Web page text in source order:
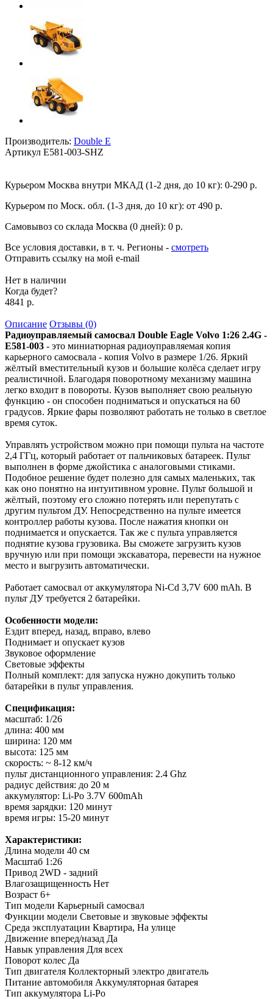
Производитель: Double E
Артикул E581-003-SHZ
Курьером Москва внутри МКАД (1-2 дня, до 10 кг): 0-290 р.
Курьером по Моск. обл. (1-3 дня, до 10 кг): от 490 р.
Самовывоз со склада Москва (0 дней): 0 р.
Все условия доставки, в т. ч. Регионы - смотреть
Отправить ссылку на мой e-mail
Нет в наличии
Когда будет?
4841 р.
Описание Отзывы (0)
Радиоуправляемый самосвал Double Eagle Volvo 1:26 2.4G -
E581-003 - это миниатюрная радиоуправляемая копия
карьерного самосвала - копия Volvo в размере 1/26. Яркий
жёлтый вместительный кузов и большие колёса сделает игру
реалистичной. Благодаря поворотному механизму машина
легко входит в повороты. Кузов выполняет свою реальную
функцию - он способен подниматься и опускаться на 60
градусов. Яркие фары позволяют работать не только в светлое
время суток.
Управлять устройством можно при помощи пульта на частоте
2,4 ГГц, который работает от пальчиковых батареек. Пульт
выполнен в форме джойстика с аналоговыми стиками.
Подобное решение будет полезно для самых маленьких, так
как оно понятно на интуитивном уровне. Пульт большой и
жёлтый, поэтому его сложно потерять или перепутать с
другим пультом ДУ. Непосредственно на пульте имеется
контроллер работы кузова. После нажатия кнопки он
поднимается и опускается. Так же с пульта управляется
поднятие кузова грузовика. Вы сможете загрузить кузов
вручную или при помощи экскаватора, перевести на нужное
место и выгрузить автоматически.
Работает самосвал от аккумулятора Ni-Cd 3,7V 600 mAh. В
пульт ДУ требуется 2 батарейки.
Особенности модели:
Ездит вперед, назад, вправо, влево
Поднимает и опускает кузов
Звуковое оформление
Световые эффекты
Полный комплект: для запуска нужно докупить только
батарейки в пульт управления.
Спецификация:
масштаб: 1/26
длина: 400 мм
ширина: 120 мм
высота: 125 мм
скорость: ~ 8-12 км/ч
пульт дистанционного управления: 2.4 Ghz
радиуc дeйcтвия: дo 20 м
аккумулятор: Li-Po 3.7V 600mAh
время зарядки: 120 минут
время игры: 15-20 минут
Характеристики:
Длина модели 40 см
Масштаб 1:26
Привод 2WD - задний
Влагозащищенность Нет
Возраст 6+
Тип модели Карьерный самосвал
Функции модели Световые и звуковые эффекты
Среда эксплуатации Квартира, На улице
Движение вперед/назад Да
Навык управления Для всех
Поворот колес Да
Тип двигателя Коллекторный электро двигатель
Питание автомобиля Аккумуляторная батарея
Тип аккумулятора Li-Po